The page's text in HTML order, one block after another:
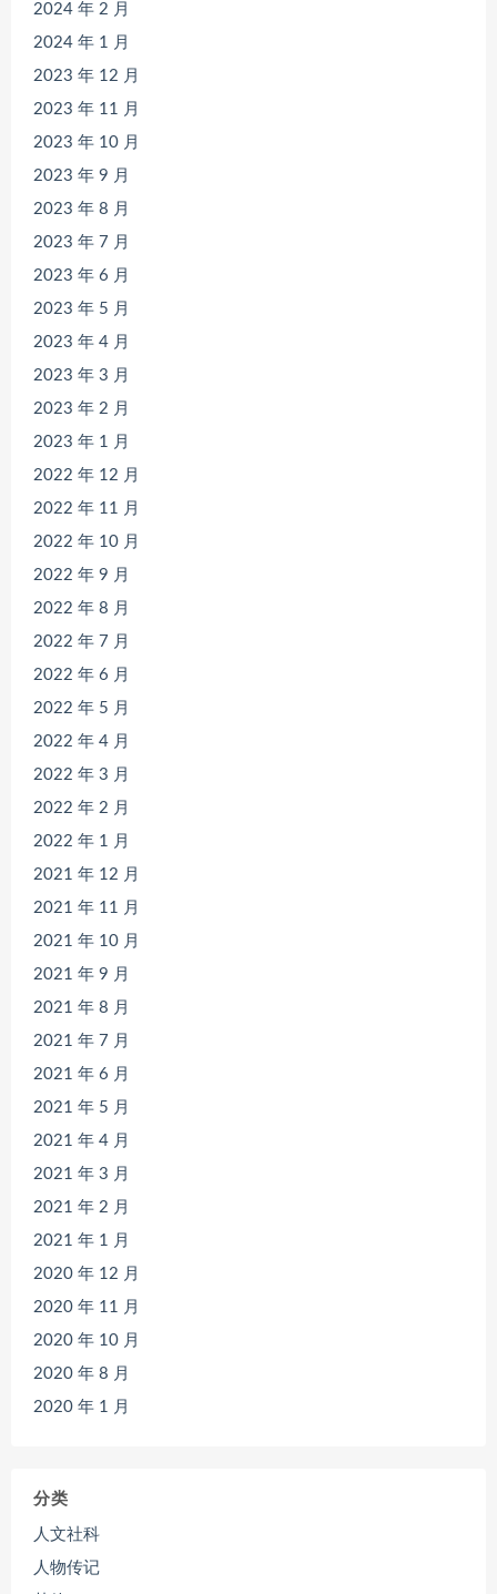
2024 年 2 月
2024 年 1 月
2023 年 12 月
2023 年 11 月
2023 年 10 月
2023 年 9 月
2023 年 8 月
2023 年 7 月
2023 年 6 月
2023 年 5 月
2023 年 4 月
2023 年 3 月
2023 年 2 月
2023 年 1 月
2022 年 12 月
2022 年 11 月
2022 年 10 月
2022 年 9 月
2022 年 8 月
2022 年 7 月
2022 年 6 月
2022 年 5 月
2022 年 4 月
2022 年 3 月
2022 年 2 月
2022 年 1 月
2021 年 12 月
2021 年 11 月
2021 年 10 月
2021 年 9 月
2021 年 8 月
2021 年 7 月
2021 年 6 月
2021 年 5 月
2021 年 4 月
2021 年 3 月
2021 年 2 月
2021 年 1 月
2020 年 12 月
2020 年 11 月
2020 年 10 月
2020 年 8 月
2020 年 1 月
分类
人文社科
人物传记